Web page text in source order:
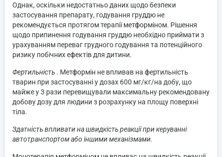
Однак, оскільки недостатньо даних щодо безпеки
застосування препарату, годування груддю не
рекомендується протягом терапії метформіном. Рішення
щодо припинення годування груддю необхідно приймати з
урахуванням переваг грудного годування та потенційного
ризику побічних ефектів для дитини.
Фертильність . Метформін не впливав на фертильність
тварин при застосуванні у дозах 600 мг/кг/на добу, що
майже у 3 рази перевищували максимальну рекомендовану
добову дозу для людини з розрахунку на площу поверхні
тіла.
Здатність впливати на швидкість реакції при керуванні
автотранспортом або іншими механізмами.